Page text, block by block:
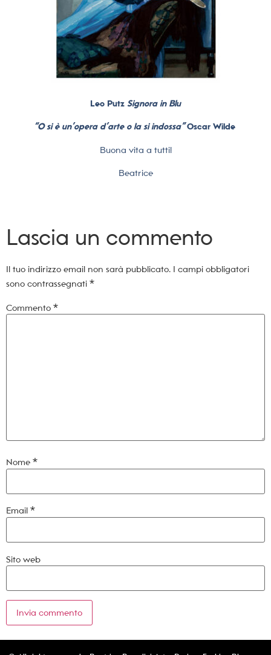
Leo Putz Signora in Blu
“O si è un’opera d’arte o la si indossa”Oscar Wilde
Buona vita a tutti!
Beatrice
Lascia un commento
Il tuo indirizzo email non sarà pubblicato. I campi obbligatori
sono contrassegnati *
Commento *
Nome *
Email *
Sito web